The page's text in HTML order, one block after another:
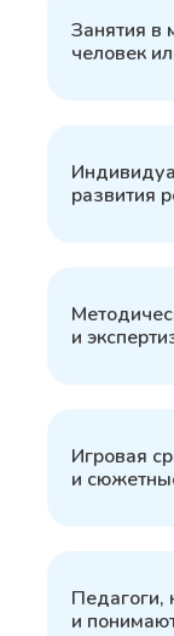
Занятия в
человек
развития
и
Игровая
и
Педагоги,
и